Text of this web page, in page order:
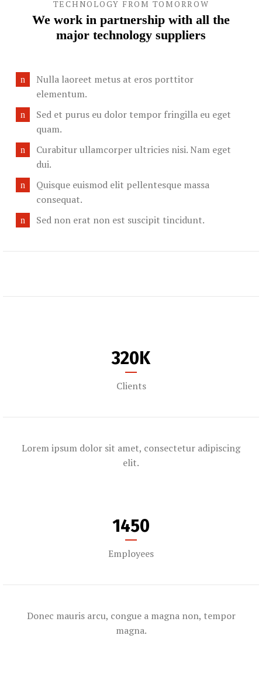
TECHNOLOGY FROM TOMORROW
We work in partnership with all the
major technology suppliers
Nulla laoreet metus at eros porttitor
elementum.
Sed et purus eu dolor tempor fringilla eu eget
quam.
Curabitur ullamcorper ultricies nisi. Nam eget
dui.
Quisque euismod elit pellentesque massa
consequat.
Sed non erat non est suscipit tincidunt.
320K
Clients
Lorem ipsum dolor sit amet, consectetur adipiscing
elit.
1450
Employees
Donec mauris arcu, congue a magna non, tempor
magna.